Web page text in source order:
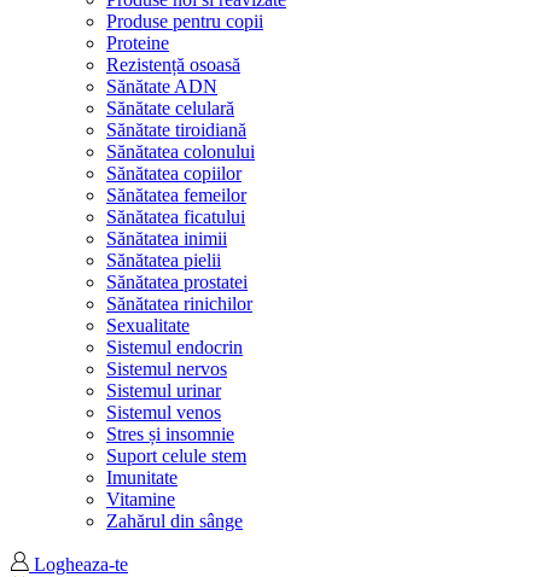
Produse pentru copii
Proteine
Rezistență osoasă
Sănătate ADN
Sănătate celulară
Sănătate tiroidiană
Sănătatea colonului
Sănătatea copiilor
Sănătatea femeilor
Sănătatea ficatului
Sănătatea inimii
Sănătatea pielii
Sănătatea prostatei
Sănătatea rinichilor
Sexualitate
Sistemul endocrin
Sistemul nervos
Sistemul urinar
Sistemul venos
Stres și insomnie
Suport celule stem
Imunitate
Vitamine
Zahărul din sânge
Logheaza-te